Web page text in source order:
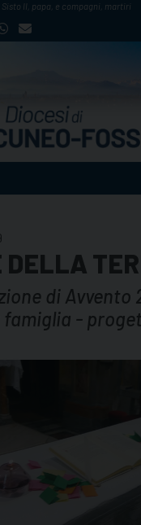
Sisto II, papa, e compagni, martiri
di Avvento
-